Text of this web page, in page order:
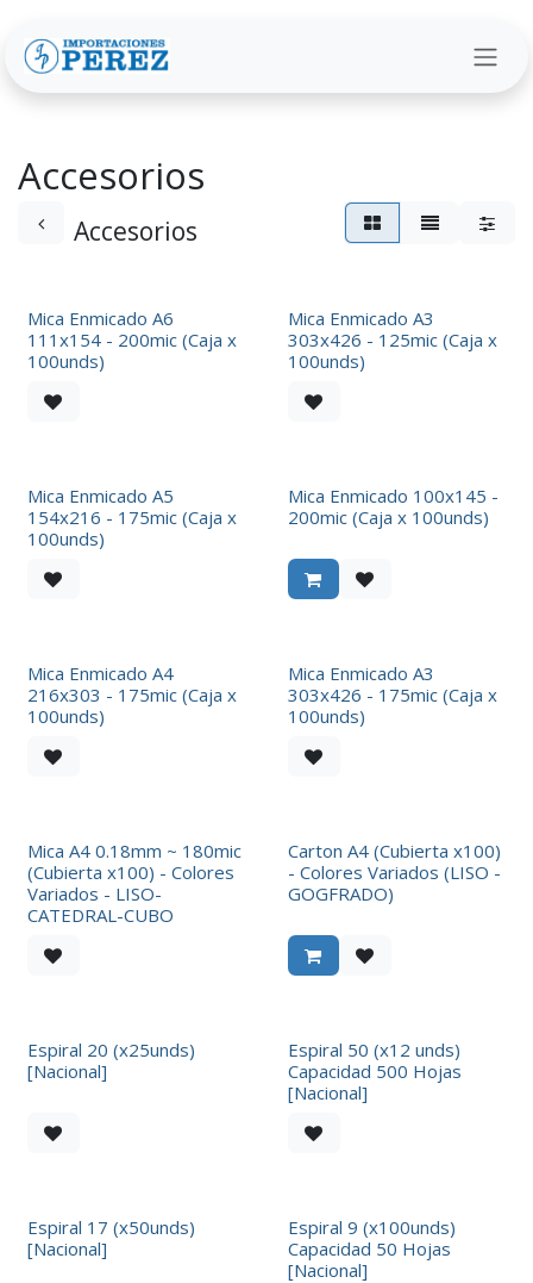
Accesorios
Accesorios
Mica Enmicado A6
111x154 - 200mic (Caja x
100unds)
Mica Enmicado A3
303x426 - 125mic (Caja x
100unds)
Mica Enmicado A5
154x216 - 175mic (Caja x
100unds)
Mica Enmicado 100x145 -
200mic (Caja x 100unds)
Mica Enmicado A4
216x303 - 175mic (Caja x
100unds)
Mica Enmicado A3
303x426 - 175mic (Caja x
100unds)
Mica A4 0.18mm ~ 180mic
(Cubierta x100) - Colores
Variados - LISO-
CATEDRAL-CUBO
Carton A4 (Cubierta x100)
- Colores Variados (LISO -
GOGFRADO)
Espiral 20 (x25unds)
[Nacional]
Espiral 50 (x12 unds)
Capacidad 500 Hojas
[Nacional]
Espiral 17 (x50unds)
[Nacional]
Espiral 9 (x100unds)
Capacidad 50 Hojas
[Nacional]